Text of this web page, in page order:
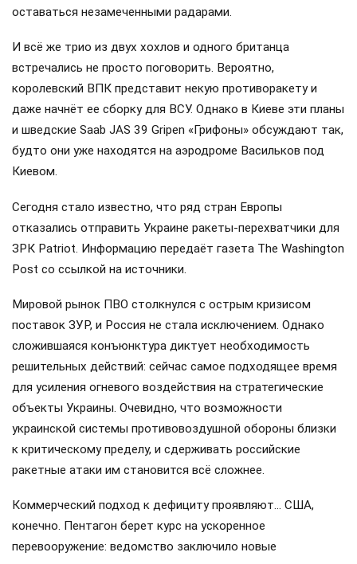
оставаться незамеченными радарами.
И всё же трио из двух хохлов и одного британца
встречались не просто поговорить. Вероятно,
королевский ВПК представит некую противоракету и
даже начнёт ее сборку для ВСУ. Однако в Киеве эти планы
и шведские Saab JAS 39 Gripen «Грифоны» обсуждают так,
будто они уже находятся на аэродроме Васильков под
Киевом.
Сегодня стало известно, что ряд стран Европы
отказались отправить Украине ракеты-перехватчики для
ЗРК Patriot. Информацию передаёт газета The Washington
Post со ссылкой на источники.
Мировой рынок ПВО столкнулся с острым кризисом
поставок ЗУР, и Россия не стала исключением. Однако
сложившаяся конъюнктура диктует необходимость
решительных действий: сейчас самое подходящее время
для усиления огневого воздействия на стратегические
объекты Украины. Очевидно, что возможности
украинской системы противовоздушной обороны близки
к критическому пределу, и сдерживать российские
ракетные атаки им становится всё сложнее.
Коммерческий подход к дефициту проявляют… США,
конечно. Пентагон берет курс на ускоренное
перевооружение: ведомство заключило новые